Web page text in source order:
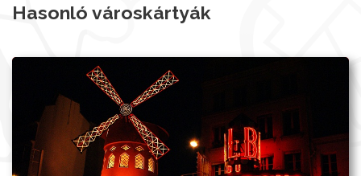
Hasonló városkártyák